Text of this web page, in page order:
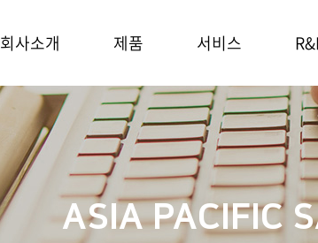
회사소개
회사소개
CEO인사말
리더쉽팀
회사연혁
오시는길
제품
위성통신분야
우주기술분야
서비스
위성통신 서비스
ICEYE 영상
서비스
ASIA PACIFIC